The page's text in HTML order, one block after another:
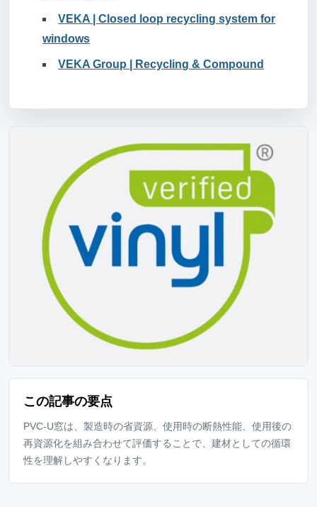
VEKA | Closed loop recycling system for
windows
VEKA Group | Recycling & Compound
この記事の要点
PVC-U窓は、製造時の省資源、使用時の断熱性能、使用後の
再資源化を組み合わせて評価することで、建材としての循環
性を理解しやすくなります。